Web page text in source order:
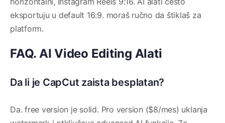
eksportuju u default 16:9. moraš ručno da štiklaš za
platform.
FAQ. AI Video Editing Alati
Da li je CapCut zaista besplatan?
Da. free version je solid. Pro version ($8/mes) uklanja